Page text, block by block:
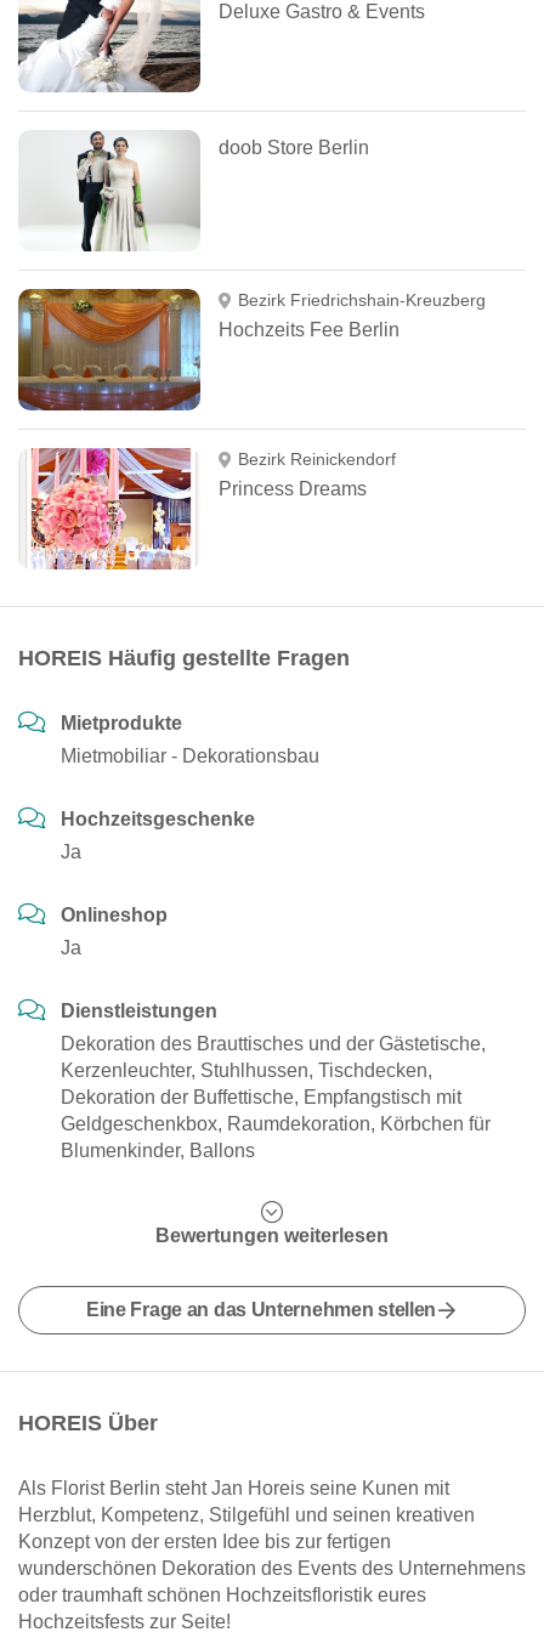
Deluxe Gastro & Events
doob Store Berlin
Bezirk Friedrichshain-Kreuzberg
Hochzeits Fee Berlin
Bezirk Reinickendorf
Princess Dreams
HOREIS Häufig gestellte Fragen
Mietprodukte
Mietmobiliar - Dekorationsbau
Hochzeitsgeschenke
Ja
Onlineshop
Ja
Dienstleistungen
Dekoration des Brauttisches und der Gästetische,
Kerzenleuchter, Stuhlhussen, Tischdecken,
Dekoration der Buffettische, Empfangstisch mit
Geldgeschenkbox, Raumdekoration, Körbchen für
Blumenkinder, Ballons
Bewertungen weiterlesen
Eine Frage an das Unternehmen stellen
HOREIS Über
Als Florist Berlin steht Jan Horeis seine Kunen mit
Herzblut, Kompetenz, Stilgefühl und seinen kreativen
Konzept von der ersten Idee bis zur fertigen
wunderschönen Dekoration des Events des Unternehmens
oder traumhaft schönen Hochzeitsfloristik eures
Hochzeitsfests zur Seite!